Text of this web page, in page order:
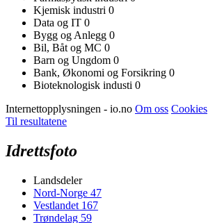
Kjemisk industri 0
Data og IT 0
Bygg og Anlegg 0
Bil, Båt og MC 0
Barn og Ungdom 0
Bank, Økonomi og Forsikring 0
Bioteknologisk industi 0
Internettopplysningen - io.no Om oss Cookies
Til resultatene
Idrettsfoto
Landsdeler
Nord-Norge 47
Vestlandet 167
Trøndelag 59